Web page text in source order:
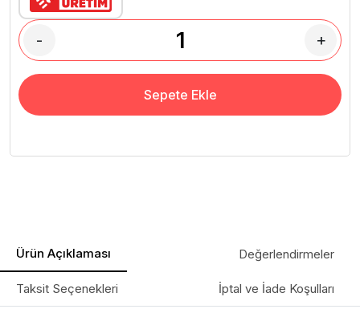
- +
Sepete Ekle
Ürün Açıklaması Değerlendirmeler
Taksit Seçenekleri İptal ve İade Koşulları